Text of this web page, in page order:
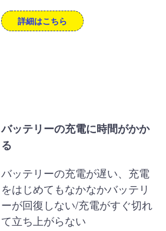
詳細はこちら
バッテリーの充電に時間がかか
る
バッテリーの充電が遅い、充電
をはじめてもなかなかバッテリ
ーが回復しない/充電がすぐ切れ
て立ち上がらない